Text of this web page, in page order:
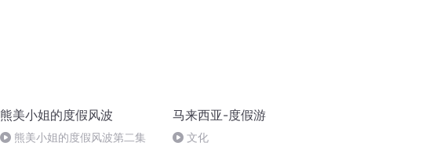
熊美小姐的度假风波
熊美小姐的度假风波第二集
马来西亚-度假游
文化